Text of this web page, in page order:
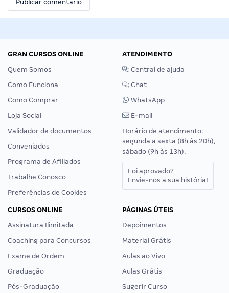
GRAN CURSOS ONLINE
Quem Somos
Como Funciona
Como Comprar
Loja Social
Validador de documentos
Conveniados
Programa de Afiliados
Trabalhe Conosco
Preferências de Cookies
ATENDIMENTO
Central de ajuda
Chat
WhatsApp
E-mail
Horário de atendimento:
segunda a sexta (8h às 20h),
sábado (9h às 13h).
Foi aprovado?
Envie-nos a sua história!
CURSOS ONLINE
Assinatura Ilimitada
Coaching para Concursos
Exame de Ordem
Graduação
Pós-Graduação
PÁGINAS ÚTEIS
Depoimentos
Material Grátis
Aulas ao Vivo
Aulas Grátis
Sugerir Curso